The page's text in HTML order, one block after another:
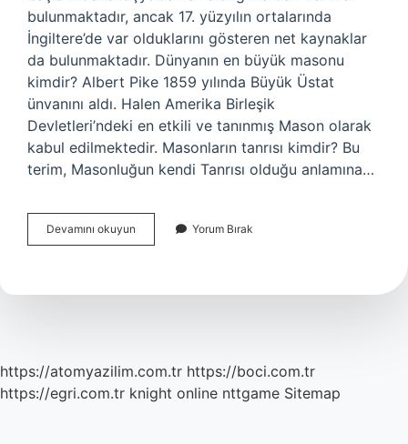
bulunmaktadır, ancak 17. yüzyılın ortalarında
İngiltere’de var olduklarını gösteren net kaynaklar
da bulunmaktadır. Dünyanın en büyük masonu
kimdir? Albert Pike 1859 yılında Büyük Üstat
ünvanını aldı. Halen Amerika Birleşik
Devletleri’ndeki en etkili ve tanınmış Mason olarak
kabul edilmektedir. Masonların tanrısı kimdir? Bu
terim, Masonluğun kendi Tanrısı olduğu anlamına…
Devamını okuyun
Mason
Yorum Bırak
https://atomyazilim.com.tr https://boci.com.tr
https://egri.com.tr knight online nttgame Sitemap